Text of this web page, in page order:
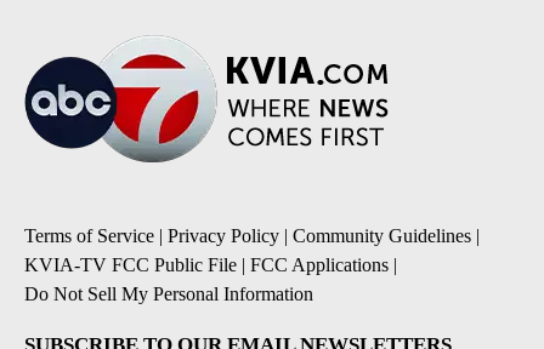
Terms of Service | Privacy Policy | Community Guidelines |
KVIA-TV FCC Public File | FCC Applications |
Do Not Sell My Personal Information